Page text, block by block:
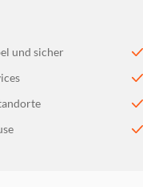
und sicher